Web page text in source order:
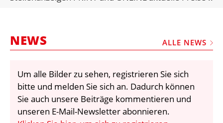
VERMIETER
VIDEOS
BIBLIOTHEK
KRAN & BÜHNE
NEWS ALLE NEWS
Um alle Bilder zu sehen, registrieren Sie sich
bitte und melden Sie sich an. Dadurch können
Sie auch unsere Beiträge kommentieren und
unseren E-Mail-Newsletter abonnieren.